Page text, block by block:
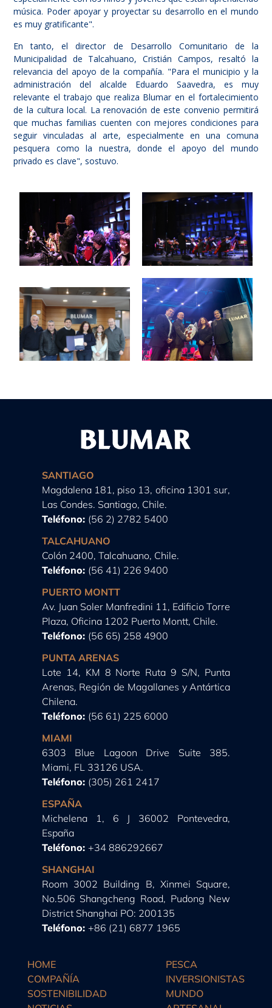
música. Poder apoyar y proyectar su desarrollo en el mundo
es muy gratificante".
En tanto, el director de Desarrollo Comunitario de la
Municipalidad de Talcahuano, Cristián Campos, resaltó la
relevancia del apoyo de la compañía. "Para el municipio y la
administración del alcalde Eduardo Saavedra, es muy
relevante el trabajo que realiza Blumar en el fortalecimiento
de la cultura local. La renovación de este convenio permitirá
que muchas familias cuenten con mejores condiciones para
seguir vinculadas al arte, especialmente en una comuna
pesquera como la nuestra, donde el apoyo del mundo
privado es clave", sostuvo.
SANTIAGO
Magdalena 181, piso 13, oficina 1301 sur,
Las Condes. Santiago, Chile.
Teléfono: (56 2) 2782 5400
TALCAHUANO
Colón 2400, Talcahuano, Chile.
Teléfono: (56 41) 226 9400
PUERTO MONTT
Av. Juan Soler Manfredini 11, Edificio Torre
Plaza, Oficina 1202 Puerto Montt, Chile.
Teléfono: (56 65) 258 4900
PUNTA ARENAS
Lote 14, KM 8 Norte Ruta 9 S/N, Punta
Arenas, Región de Magallanes y Antártica
Chilena.
Teléfono: (56 61) 225 6000
MIAMI
6303 Blue Lagoon Drive Suite 385.
Miami, FL 33126 USA.
Teléfono: (305) 261 2417
ESPAÑA
Michelena 1, 6 J 36002 Pontevedra,
España
Teléfono: +34 886292667
SHANGHAI
Room 3002 Building B, Xinmei Square,
No.506 Shangcheng Road, Pudong New
District Shanghai PO: 200135
Teléfono: +86 (21) 6877 1965
HOME
COMPAÑÍA
SOSTENIBILIDAD
PESCA
INVERSIONISTAS
MUNDO